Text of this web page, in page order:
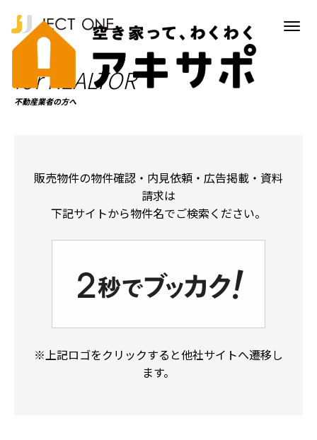
for REALTOR
不動産業者の方へ
販売物件の物件確認・内見依頼・広告掲載・資料
請求は
下記サイトから物件名でご検索ください。
※上記ロゴをクリックすると他社サイトへ遷移し
ます。